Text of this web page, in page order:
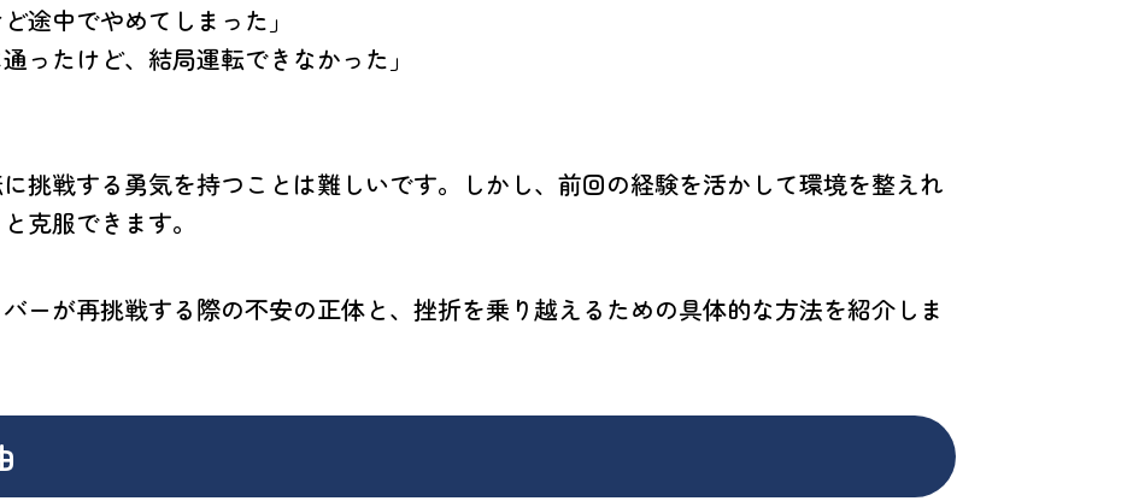
途中でやめてしまった」
ったけど、結局運転できなかった」
挑戦する勇気を持つことは難しいです。しかし、前回の経験を活かして環境を整えれ
克服できます。
ーが再挑戦する際の不安の正体と、挫折を乗り越えるための具体的な方法を紹介しま